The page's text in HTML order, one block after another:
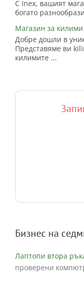
С Inex, вашият
богато
Магазин за
Добре дошли в
Представяме ви
килимите ...
Бизнес на
Лаптопи втора
проверени